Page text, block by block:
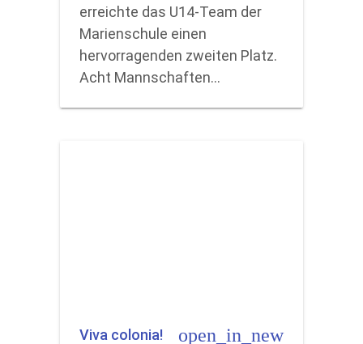
erreichte das U14-Team der
Marienschule einen
hervorragenden zweiten Platz.
Acht Mannschaften…
Viva colonia! open_in_new